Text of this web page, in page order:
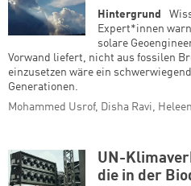
Hintergrund
Expert*innen
solare
Vorwand liefert, nicht aus fossilen
einzusetzen wäre ein
Generationen.
Mohammed Usrof, Disha Ravi,
UN-
die in der